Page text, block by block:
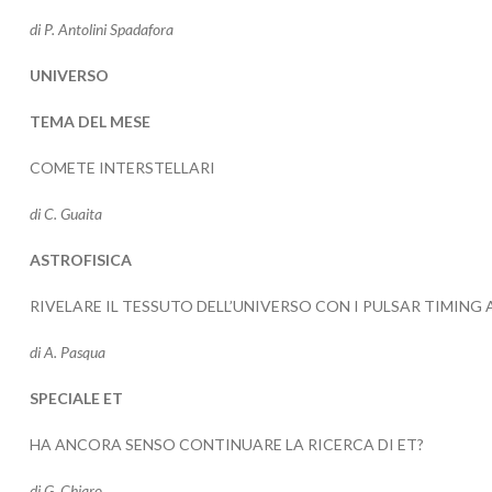
di P. Antolini Spadafora
UNIVERSO
TEMA DEL MESE
COMETE INTERSTELLARI
di C. Guaita
ASTROFISICA
RIVELARE IL TESSUTO DELL’UNIVERSO CON I PULSAR TIMING
di A. Pasqua
SPECIALE ET
HA ANCORA SENSO CONTINUARE LA RICERCA DI ET?